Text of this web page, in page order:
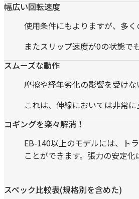
幅広い回転速度
使用条件にもよりますが、多
またスリップ速度が0の状態で
スムーズな動作
摩擦や経年劣化の影響を受けな
これは、伸線においては非常に
コギングを楽々解消！
EB-140以上のモデルには、ト
ことができます。張力の安定
スペック比較表(規格別を含めた)